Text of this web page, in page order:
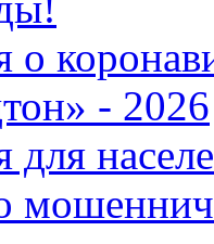
- 2026